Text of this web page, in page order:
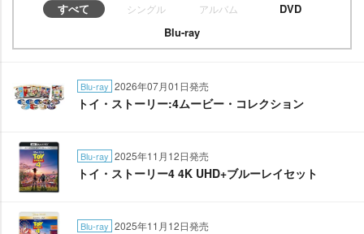
すべて シングル アルバム
DVD
Blu-ray
Blu-ray 2026年07月01日発売
トイ・ストーリー:4ムービー・コレクション
Blu-ray 2025年11月12日発売
トイ・ストーリー4 4K UHD+ブルーレイセット
Blu-ray 2025年11月12日発売